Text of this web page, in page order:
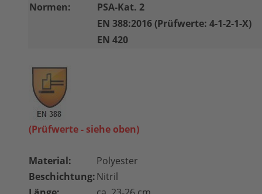
Normen:
PSA-Kat. 2
EN 388:2016 (Prüfwerte: 4-1-2-1-X)
EN 420
(Prüfwerte - siehe oben)
Material:
Polyester
Beschichtung:Nitril